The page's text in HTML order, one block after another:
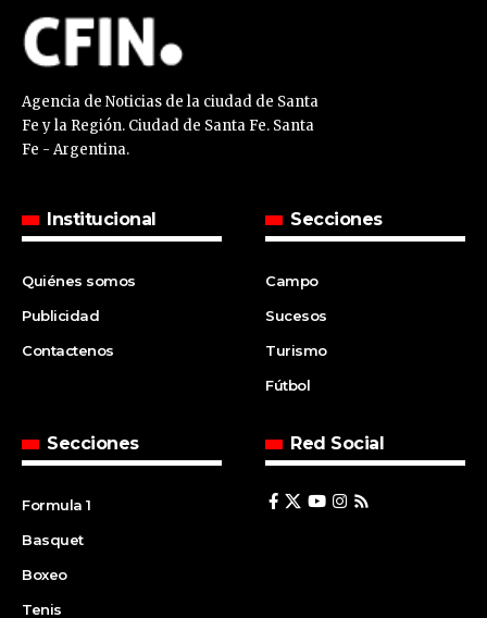
Agencia de Noticias de la ciudad de Santa
Fe y la Región. Ciudad de Santa Fe. Santa
Fe - Argentina.
Institucional
Quiénes somos
Publicidad
Contactenos
Secciones
Campo
Sucesos
Turismo
Fútbol
Secciones
Formula 1
Basquet
Boxeo
Tenis
Red Social